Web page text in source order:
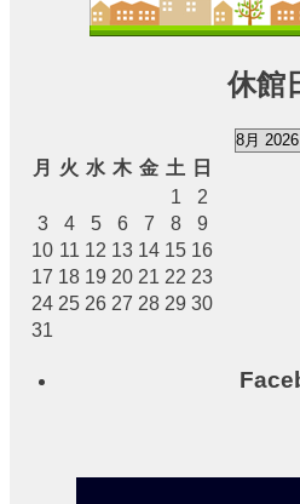
い
て
ご
あ
ん
な
い
つ
休館
月 火 水 木 金 土
日
1
2
3
4 5 6 7 8
9
10 11 12 13 14 15 16
17 18 19 20 21 22 23
24 25 26 27 28 29 30
31